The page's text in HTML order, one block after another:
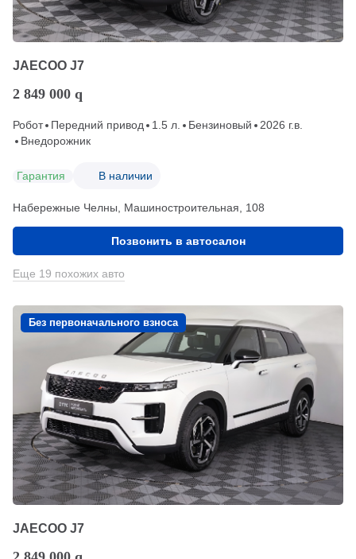
JAECOO J7
2 849 000 q
Робот Передний привод 1.5 л. Бензиновый
2026 г.в.
Внедорожник
Гарантия В наличии
Набережные Челны, Машиностроительная, 108
Позвонить в автосалон
Еще 19 похожих авто
Без первоначального взноса
JAECOO J7